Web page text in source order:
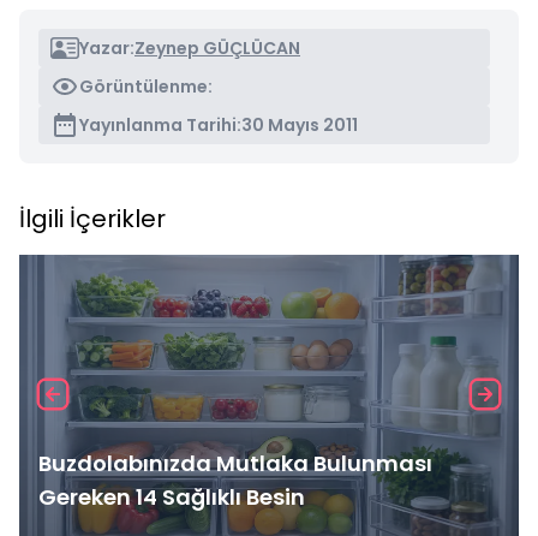
Yazar:Zeynep GÜÇLÜCAN
Görüntülenme:
Yayınlanma Tarihi:30 Mayıs 2011
İlgili İçerikler
Buzdolabınızda Mutlaka Bulunması
Gereken 14 Sağlıklı Besin